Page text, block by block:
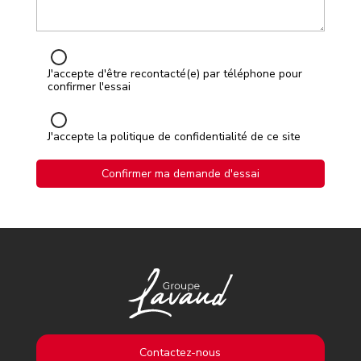
J'accepte d'être recontacté(e) par téléphone pour
confirmer l'essai
J'accepte la politique de confidentialité de ce site
Contactez-nous